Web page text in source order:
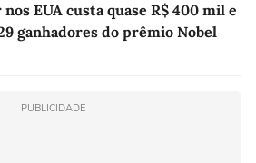
EUA custa quase R$ 400 mil e
ganhadores do prêmio Nobel
PUBLICIDADE